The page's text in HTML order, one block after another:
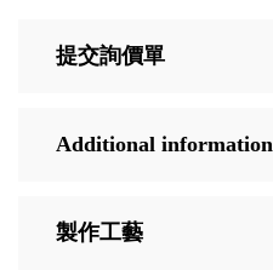
提交詢價單
Additional information
製作工藝